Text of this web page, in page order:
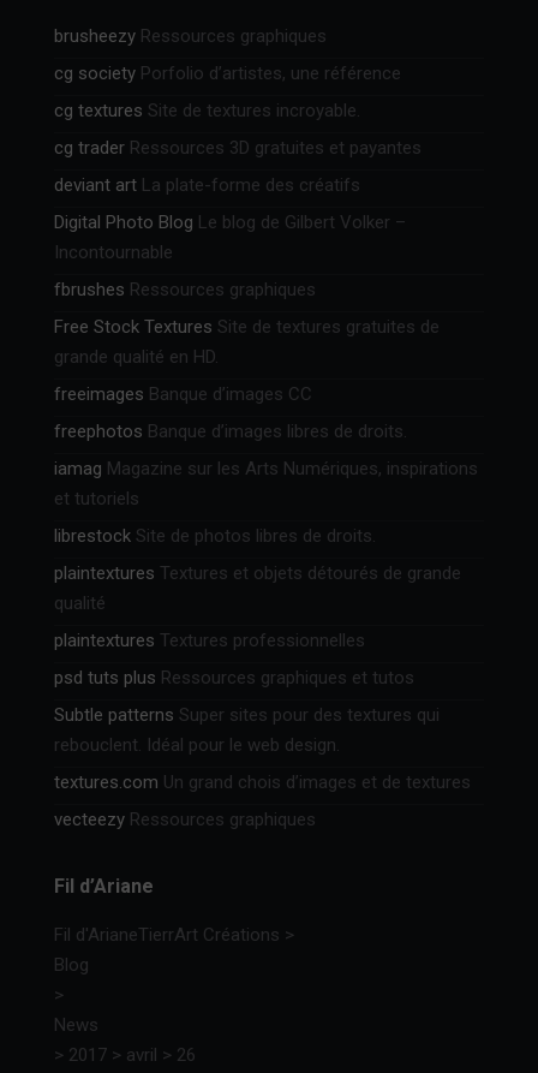
brusheezy Ressources graphiques
cg society Porfolio d’artistes, une référence
cg textures Site de textures incroyable.
cg trader Ressources 3D gratuites et payantes
deviant art La plate-forme des créatifs
Digital Photo Blog Le blog de Gilbert Volker –
Incontournable
fbrushes Ressources graphiques
Free Stock Textures Site de textures gratuites de
grande qualité en HD.
freeimages Banque d’images CC
freephotos Banque d’images libres de droits.
iamag Magazine sur les Arts Numériques, inspirations
et tutoriels
librestock Site de photos libres de droits.
plaintextures Textures et objets détourés de grande
qualité
plaintextures Textures professionnelles
psd tuts plus Ressources graphiques et tutos
Subtle patterns Super sites pour des textures qui
rebouclent. Idéal pour le web design.
textures.com Un grand chois d’images et de textures
vecteezy Ressources graphiques
Fil d’Ariane
Fil d'ArianeTierrArt Créations >
Blog
>
News
> 2017 > avril > 26